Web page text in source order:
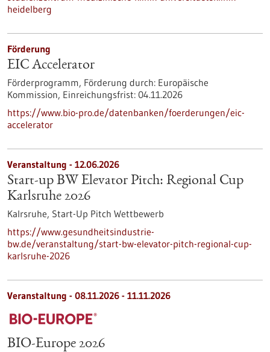
heidelberg
Förderung
EIC Accelerator
Förderprogramm, Förderung durch: Europäische
Kommission, Einreichungsfrist: 04.11.2026
https://www.bio-pro.de/datenbanken/foerderungen/eic-
accelerator
Veranstaltung - 12.06.2026
Start-up BW Elevator Pitch: Regional Cup
Karlsruhe 2026
Kalrsruhe, Start-Up Pitch Wettbewerb
https://www.gesundheitsindustrie-
bw.de/veranstaltung/start-bw-elevator-pitch-regional-cup-
karlsruhe-2026
Veranstaltung - 08.11.2026 - 11.11.2026
BIO-Europe 2026